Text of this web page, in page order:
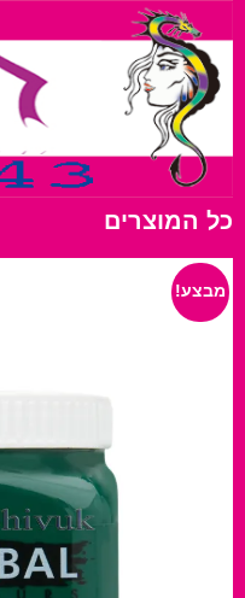
כל המוצרים
מבצע!